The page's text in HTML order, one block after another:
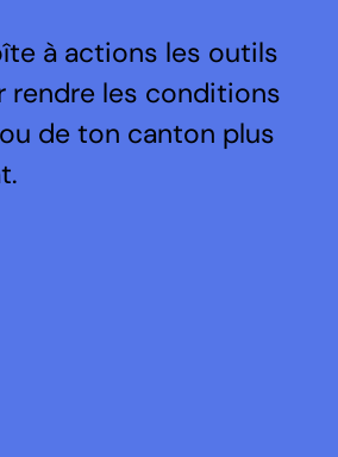
à actions les outils
rendre les conditions
de ton canton plus